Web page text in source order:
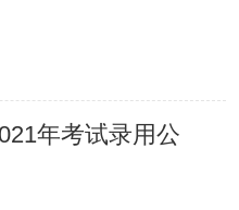
年考试录用公